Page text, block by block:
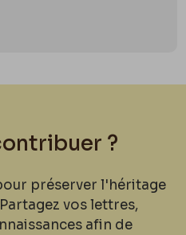
?
préserver l'héritage
vos lettres,
afin de